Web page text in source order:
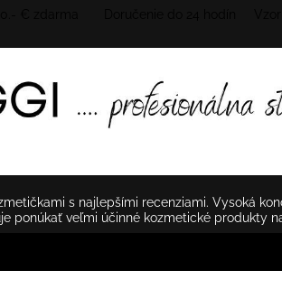
s najlepšími recenziami. Vysoká
ponúkať veľmi účinné kozmetické produkty